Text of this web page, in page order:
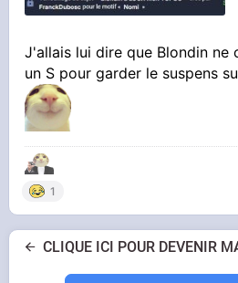
J'allais lui dire que Blondin ne
un S pour garder le suspens
1
CLIQUE ICI POUR DEVENIR